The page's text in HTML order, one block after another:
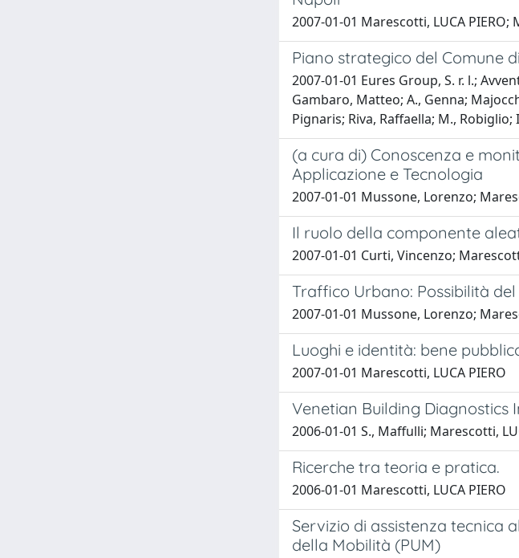
2007-01-01 Marescotti, LUCA PIERO;
Piano strategico del Comune
2007-01-01 Eures Group, S. r. l.;
Gambaro, Matteo; A., Genna;
Pignaris; Riva, Raffaella; M.,
(a cura di) Conoscenza e
Applicazione e Tecnologia
2007-01-01 Mussone, Lorenzo;
Il ruolo della componente
2007-01-01 Curti, Vincenzo;
Traffico Urbano: Possibilità
2007-01-01 Mussone, Lorenzo;
Luoghi e identità: bene
2007-01-01 Marescotti, LUCA PIERO
Venetian Building Diagnostics
2006-01-01 S., Maffulli; Marescotti,
Ricerche tra teoria e pratica.
2006-01-01 Marescotti, LUCA PIERO
Servizio di assistenza tecnica
della Mobilità (PUM)